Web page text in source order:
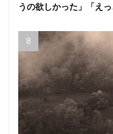
うの欲しかった」「え